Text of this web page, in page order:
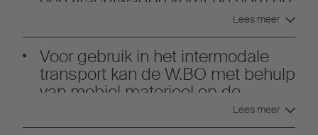
Lees meer
Voor gebruik in het intermodale
transport kan de W.BO met behulp
van mobiel materieel op de
greeplijsten worden gehanteerd.
.
Lees meer